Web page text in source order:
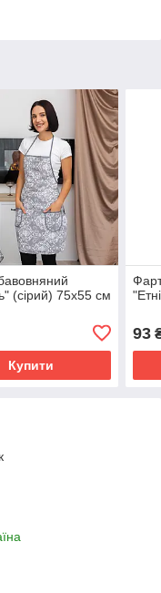
(сірий) 75х55 см
Купити
93